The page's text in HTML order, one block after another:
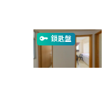
鎖匙盤